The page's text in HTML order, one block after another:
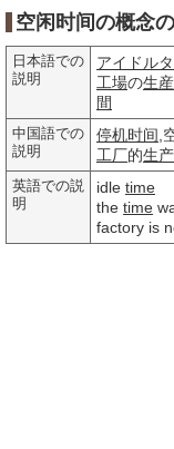
空闲时间の概念
日本語での
説明
アイドル
工場の生
間
中国語での
説明
停机时间 ,
工厂的生
英語での説
明
idle time
the time
factory is